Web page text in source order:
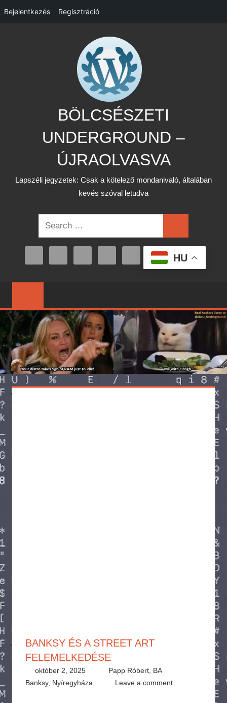
Bejelentkezés Regisztráció
BÖLCSÉSZETI
UNDERGROUND –
ÚJRAOLVASVA
Lapszéli jegyzetek: Csak a kötelező mondanivaló, általában
kevés szóval letudva
Search
for:
HU
BANKSY ÉS A STREET ART
FELEMELKEDÉSE
október 2, 2025
Papp Róbert, BA
Banksy, Nyíregyháza Leave a comment